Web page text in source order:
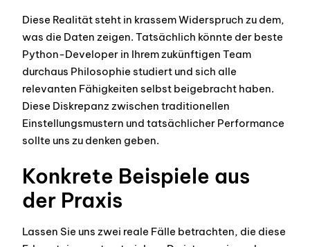
Diese Realität steht in krassem Widerspruch zu dem,
was die Daten zeigen. Tatsächlich könnte der beste
Python-Developer in Ihrem zukünftigen Team
durchaus Philosophie studiert und sich alle
relevanten Fähigkeiten selbst beigebracht haben.
Diese Diskrepanz zwischen traditionellen
Einstellungsmustern und tatsächlicher Performance
sollte uns zu denken geben.
Konkrete Beispiele aus
der Praxis
Lassen Sie uns zwei reale Fälle betrachten, die diese